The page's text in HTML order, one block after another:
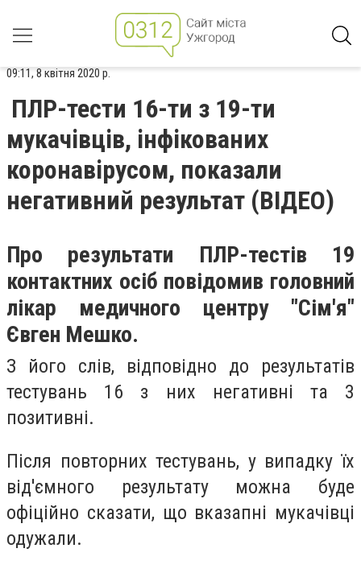
09:11, 8 квітня 2020 р.
ПЛР-тести 16-ти з 19-ти
мукачівців, інфікованих
коронавірусом, показали
негативний результат (ВІДЕО)
Про результати ПЛP-тестів 19
контактних осіб повідомив головний
лікар медичного центру "Сім'я"
Євген Мешко.
З його слів, відповідно до результатів
тестувань 16 з них негативні та 3
позитивні.
Після повторних тестувань, у випадку їх
від'ємного результату можна буде
офіційно сказати, що вказапні мукачівці
одужали.